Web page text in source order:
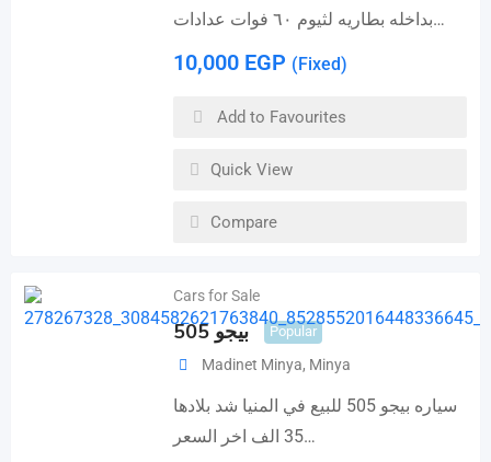
بداخله بطاريه لثيوم ٦٠ فوات عدادات…
10,000 EGP (Fixed)
Add to Favourites
Quick View
Compare
Cars for Sale
بيجو 505 Popular
Madinet Minya, Minya
سياره بيجو 505 للبيع في المنيا شد بلادها
35 الف اخر السعر…